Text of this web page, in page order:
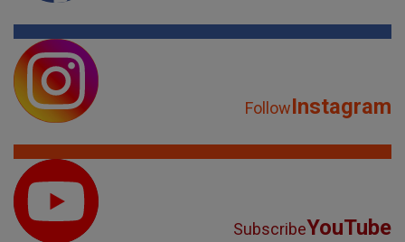
FollowInstagram
SubscribeYouTube